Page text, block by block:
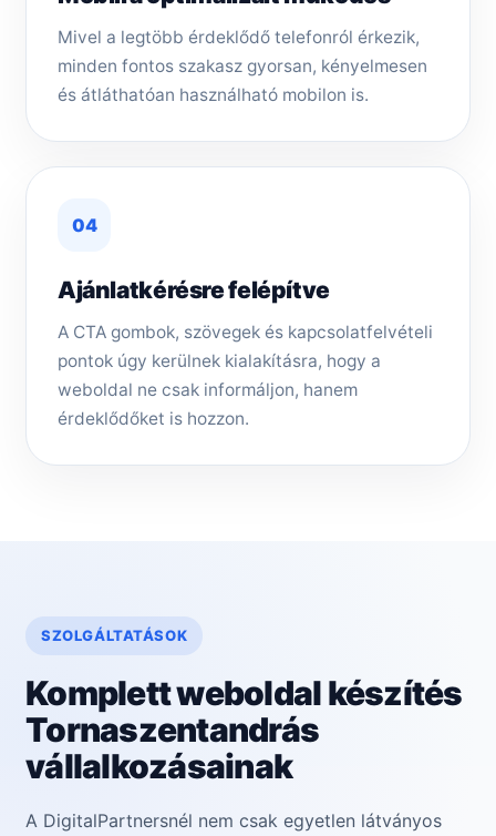
Mivel a legtöbb érdeklődő telefonról érkezik,
minden fontos szakasz gyorsan, kényelmesen
és átláthatóan használható mobilon is.
04
Ajánlatkérésre felépítve
A CTA gombok, szövegek és kapcsolatfelvételi
pontok úgy kerülnek kialakításra, hogy a
weboldal ne csak informáljon, hanem
érdeklődőket is hozzon.
SZOLGÁLTATÁSOK
Komplett weboldal készítés
Tornaszentandrás
vállalkozásainak
A DigitalPartnersnél nem csak egyetlen látványos